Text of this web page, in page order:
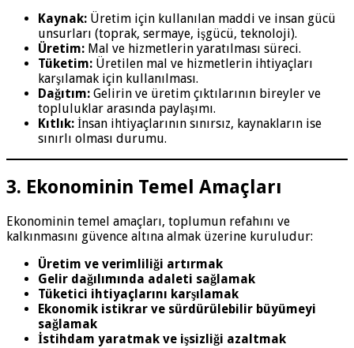
Kaynak: Üretim için kullanılan maddi ve insan gücü
unsurları (toprak, sermaye, işgücü, teknoloji).
Üretim: Mal ve hizmetlerin yaratılması süreci.
Tüketim: Üretilen mal ve hizmetlerin ihtiyaçları
karşılamak için kullanılması.
Dağıtım: Gelirin ve üretim çıktılarının bireyler ve
topluluklar arasında paylaşımı.
Kıtlık: İnsan ihtiyaçlarının sınırsız, kaynakların ise
sınırlı olması durumu.
3. Ekonominin Temel Amaçları
Ekonominin temel amaçları, toplumun refahını ve
kalkınmasını güvence altına almak üzerine kuruludur:
Üretim ve verimliliği artırmak
Gelir dağılımında adaleti sağlamak
Tüketici ihtiyaçlarını karşılamak
Ekonomik istikrar ve sürdürülebilir büyümeyi
sağlamak
İstihdam yaratmak ve işsizliği azaltmak